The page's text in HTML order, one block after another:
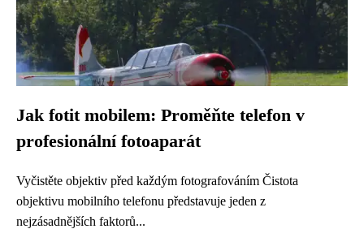
Jak fotit mobilem: Proměňte telefon v
profesionální fotoaparát
Vyčistěte objektiv před každým fotografováním Čistota
objektivu mobilního telefonu představuje jeden z
nejzásadnějších faktorů...